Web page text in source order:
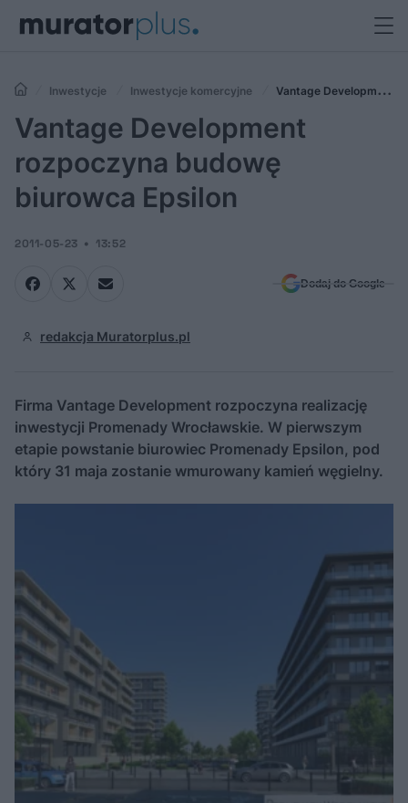
Inwestycje Inwestycje komercyjne
Vantage Development
rozpoczyna budowę biurowca Epsilon
Vantage Development
rozpoczyna budowę
biurowca Epsilon
2011-05-23 13:52
Dodaj do Google
redakcja Muratorplus.pl
Firma Vantage Development rozpoczyna realizację
inwestycji Promenady Wrocławskie. W pierwszym
etapie powstanie biurowiec Promenady Epsilon, pod
który 31 maja zostanie wmurowany kamień węgielny.